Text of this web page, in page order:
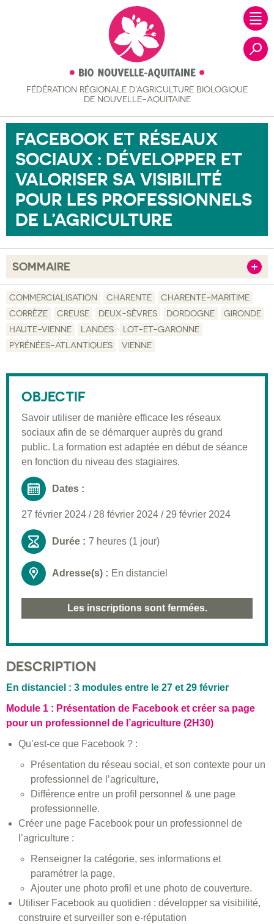
FÉDÉRATION RÉGIONALE D’AGRICULTURE BIOLOGIQUE
DE NOUVELLE-AQUITAINE
FACEBOOK ET RÉSEAUX
SOCIAUX : DÉVELOPPER ET
VALORISER SA VISIBILITÉ
POUR LES PROFESSIONNELS
DE L’AGRICULTURE
SOMMAIRE
Description
Public visé
Informations pratiques
COMMERCIALISATION CHARENTE
CHARENTE-MARITIME
CORRÈZE
CREUSE DEUX-SÈVRES DORDOGNE
GIRONDE
HAUTE-VIENNE
LANDES
LOT-ET-GARONNE
PYRÉNÉES-ATLANTIQUES
VIENNE
OBJECTIF
Savoir utiliser de manière efficace les réseaux
sociaux afin de se démarquer auprès du grand
public. La formation est adaptée en début de séance
en fonction du niveau des stagiaires.
Dates :
27 février 2024 / 28 février 2024 / 29 février 2024
Durée : 7 heures (1 jour)
Adresse(s) : En distanciel
Les inscriptions sont fermées.
DESCRIPTION
En distanciel : 3 modules entre le 27 et 29 février
Module 1 : Présentation de Facebook et créer sa page
pour un professionnel de l’agriculture (2H30)
Qu’est-ce que Facebook ? :
Présentation du réseau social, et son contexte pour un
professionnel de l’agriculture,
Différence entre un profil personnel & une page
professionnelle.
Créer une page Facebook pour un professionnel de
l’agriculture :
Renseigner la catégorie, ses informations et
paramétrer la page,
Ajouter une photo profil et une photo de couverture.
Utiliser Facebook au quotidien : développer sa visibilité,
construire et surveiller son e-réputation